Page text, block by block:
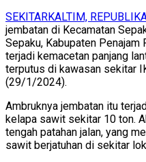
SEKITARKALTIM,
jembatan di Kecamatan
Sepaku, Kabupaten Penajam
terjadi kemacetan panjang
terputus di kawasan sekitar
(29/1/2024).
Ambruknya jembatan itu
kelapa sawit sekitar 10 ton.
tengah patahan jalan, yang
sawit berjatuhan di sekitar